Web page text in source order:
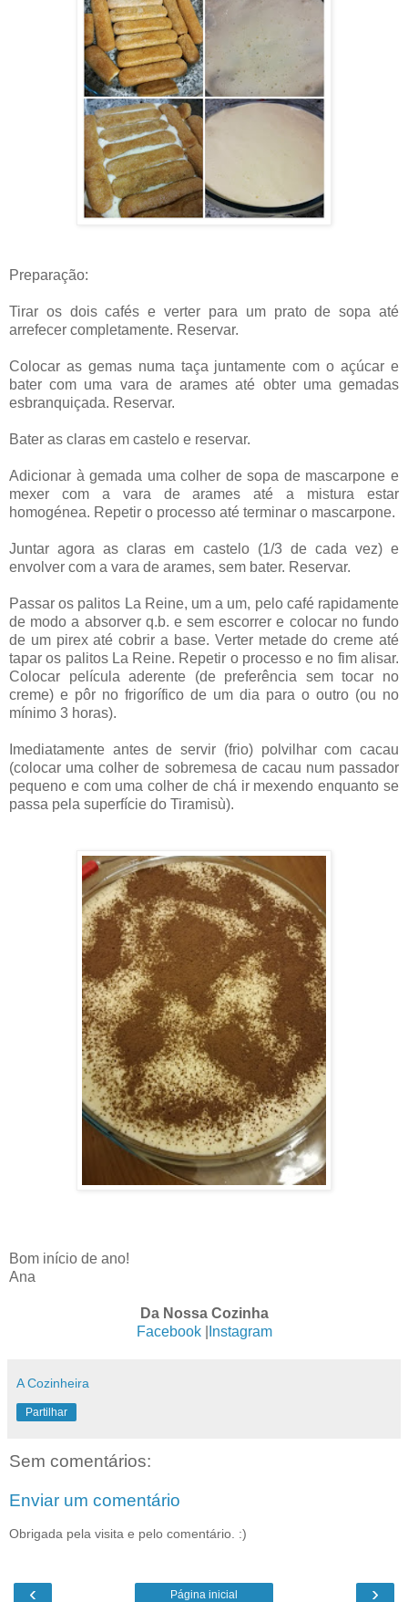
Preparação:
Tirar os dois cafés e verter para um prato de sopa até
arrefecer completamente. Reservar.
Colocar as gemas numa taça juntamente com o açúcar e
bater com uma vara de arames até obter uma gemadas
esbranquiçada. Reservar.
Bater as claras em castelo e reservar.
Adicionar à gemada uma colher de sopa de mascarpone e
mexer com a vara de arames até a mistura estar
homogénea. Repetir o processo até terminar o mascarpone.
Juntar agora as claras em castelo (1/3 de cada vez) e
envolver com a vara de arames, sem bater. Reservar.
Passar os palitos La Reine, um a um, pelo café rapidamente
de modo a absorver q.b. e sem escorrer e colocar no fundo
de um pirex até cobrir a base. Verter metade do creme até
tapar os palitos La Reine. Repetir o processo e no fim alisar.
Colocar película aderente (de preferência sem tocar no
creme) e pôr no frigorífico de um dia para o outro (ou no
mínimo 3 horas).
Imediatamente antes de servir (frio) polvilhar com cacau
(colocar uma colher de sobremesa de cacau num passador
pequeno e com uma colher de chá ir mexendo enquanto se
passa pela superfície do Tiramisù).
Bom início de ano!
Ana
Da Nossa Cozinha
Facebook| Instagram
A Cozinheira
Partilhar
Sem comentários:
Enviar um comentário
Obrigada pela visita e pelo comentário. :)
‹ ›
Página inicial